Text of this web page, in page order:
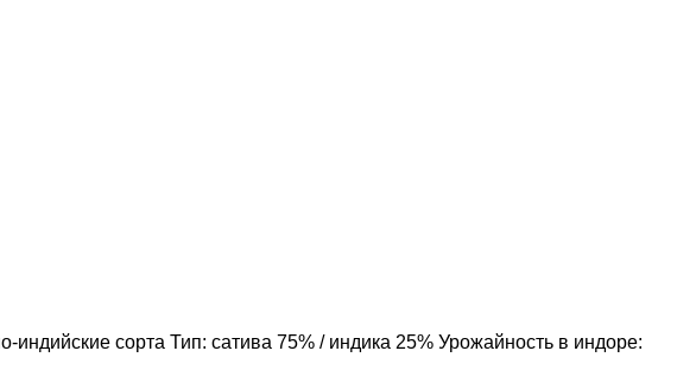
сорта Тип: сатива 75% / индика 25% Урожайность в индоре: